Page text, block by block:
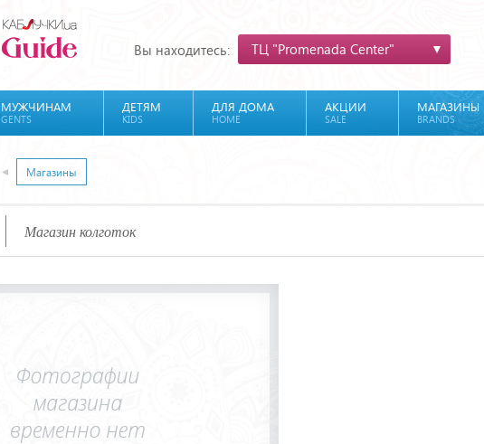
Вы находитесь: ТЦ "Promenada Center"
МУЖЧИНАМ
GENTS
ДЕТЯМ
KIDS
ДЛЯ ДОМА
HOME
АКЦИИ
SALE
МАГАЗИНЫ
BRANDS
Магазины
Магазин колготок